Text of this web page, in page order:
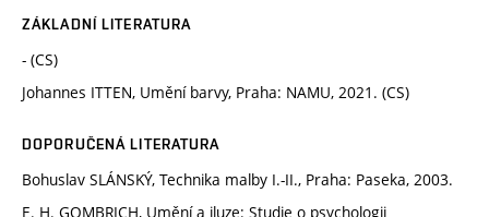
ZÁKLADNÍ LITERATURA
- (CS)
Johannes ITTEN, Umění barvy, Praha: NAMU, 2021. (CS)
DOPORUČENÁ LITERATURA
Bohuslav SLÁNSKÝ, Technika malby I.-II., Praha: Paseka, 2003.
E. H. GOMBRICH, Umění a iluze: Studie o psychologii